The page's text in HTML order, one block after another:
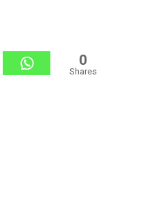
0
Shares